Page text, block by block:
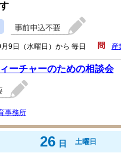
9日（水曜日）から 毎日 産
ーチャーのための相談会
事務所
26 日 土曜日